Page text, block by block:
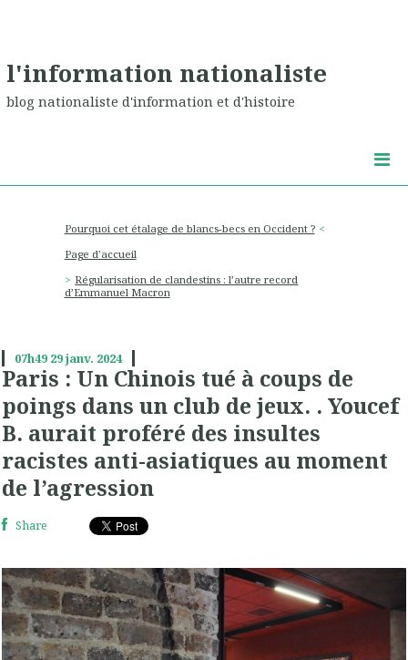
l'information nationaliste
blog nationaliste d'information et d'histoire
Pourquoi cet étalage de blancs-becs en Occident ?
Page d'accueil
Régularisation de clandestins : l’autre record
d’Emmanuel Macron
07h49 29janv. 2024
Paris : Un Chinois tué à coups de
poings dans un club de jeux. . Youcef
B. aurait proféré des insultes
racistes anti-asiatiques au moment
de l’agression
Share